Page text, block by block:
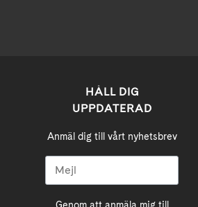
HÅLL DIG
UPPDATERAD
Anmäl dig till vårt nyhetsbrev
Genom att anmäla mig till